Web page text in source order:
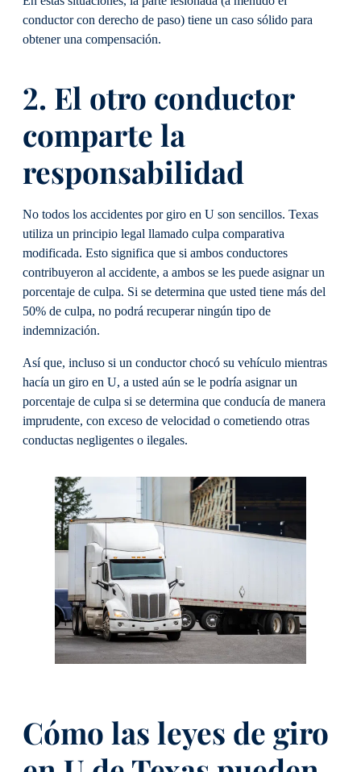
conductor con derecho de paso) tiene un caso sólido para
obtener una compensación.
2. El otro conductor
comparte la
responsabilidad
No todos los accidentes por giro en U son sencillos. Texas
utiliza un principio legal llamado culpa comparativa
modificada. Esto significa que si ambos conductores
contribuyeron al accidente, a ambos se les puede asignar un
porcentaje de culpa. Si se determina que usted tiene más del
50% de culpa, no podrá recuperar ningún tipo de
indemnización.
Así que, incluso si un conductor chocó su vehículo mientras
hacía un giro en U, a usted aún se le podría asignar un
porcentaje de culpa si se determina que conducía de manera
imprudente, con exceso de velocidad o cometiendo otras
conductas negligentes o ilegales.
Cómo las leyes de giro